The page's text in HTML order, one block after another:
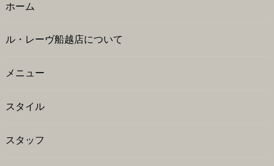
ホーム
ル・レーヴ船越店について
メニュー
スタイル
スタッフ